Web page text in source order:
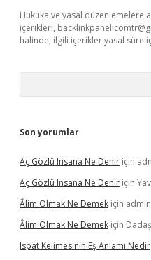
Hukuka ve yasal düzenlemelere
içerikleri,
halinde, ilgili içerikler yasal süre
Son yorumlar
Aç Gözlü Insana Ne Denir için
Aç Gözlü Insana Ne Denir için
Âlim Olmak Ne Demek için admin
Âlim Olmak Ne Demek için Dadaş
Ispat Kelimesinin Eş Anlamı Nedir